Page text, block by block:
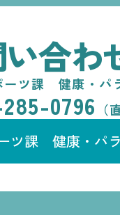
合わ
ツ課 健康・パ
0796 （
ツ課 健康・パ